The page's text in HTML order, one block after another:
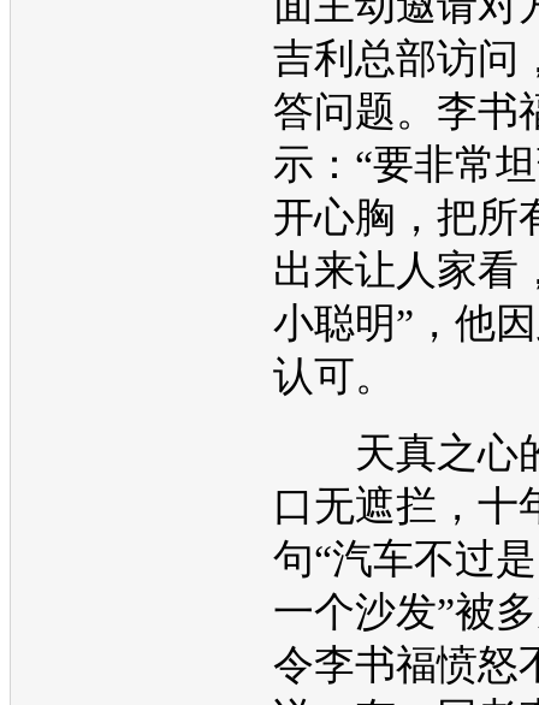
吉利 总部访问
答问题。李书
示：“要非常
开心胸，把所
出来让人家看
小聪明”，他
认可。
天真之心
口无遮拦，十
句“汽车不过
一个沙发”被
令李书福愤怒